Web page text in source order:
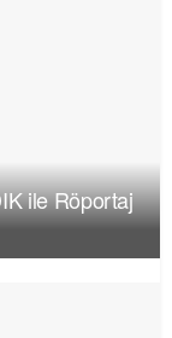
ile Röportaj